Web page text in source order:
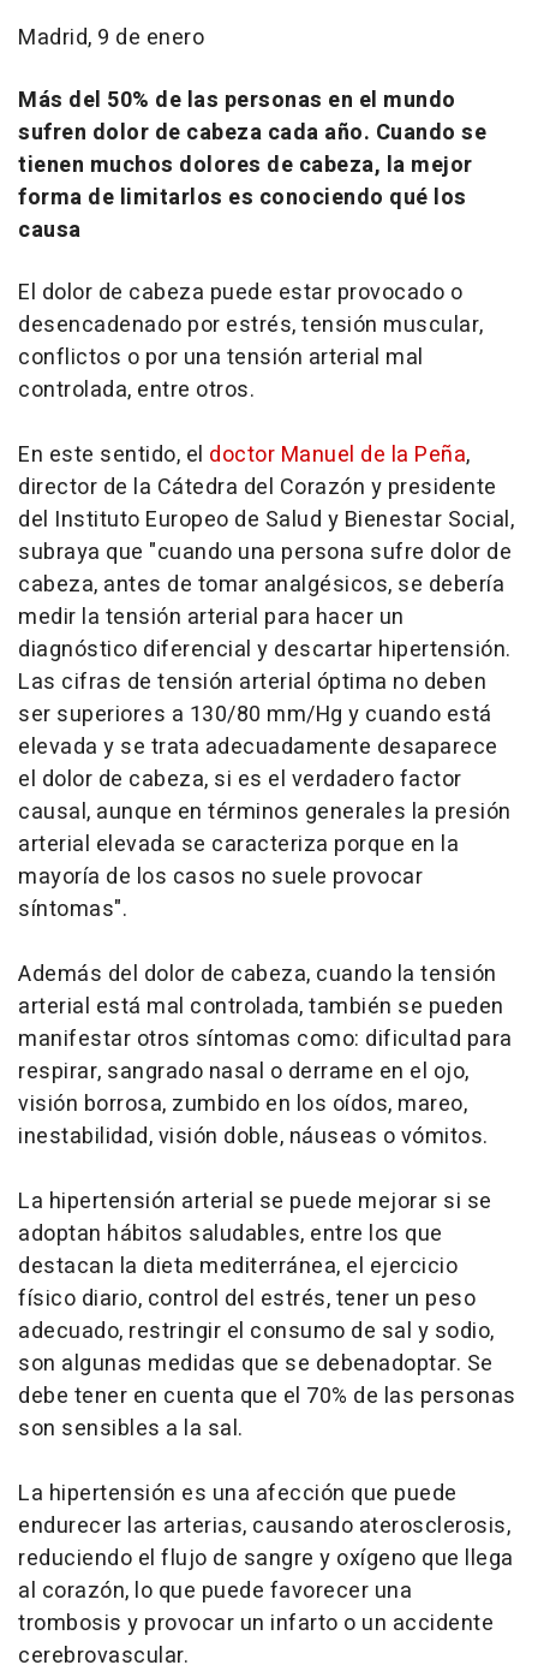
Madrid, 9 de enero
Más del 50% de las personas en el mundo
sufren dolor de cabeza cada año. Cuando se
tienen muchos dolores de cabeza, la mejor
forma de limitarlos es conociendo qué los
causa
El dolor de cabeza puede estar provocado o
desencadenado por estrés, tensión muscular,
conflictos o por una tensión arterial mal
controlada, entre otros.
En este sentido, el doctor Manuel de la Peña,
director de la Cátedra del Corazón y presidente
del Instituto Europeo de Salud y Bienestar Social,
subraya que "cuando una persona sufre dolor de
cabeza, antes de tomar analgésicos, se debería
medir la tensión arterial para hacer un
diagnóstico diferencial y descartar hipertensión.
Las cifras de tensión arterial óptima no deben
ser superiores a 130/80 mm/Hg y cuando está
elevada y se trata adecuadamente desaparece
el dolor de cabeza, si es el verdadero factor
causal, aunque en términos generales la presión
arterial elevada se caracteriza porque en la
mayoría de los casos no suele provocar
síntomas".
Además del dolor de cabeza, cuando la tensión
arterial está mal controlada, también se pueden
manifestar otros síntomas como: dificultad para
respirar, sangrado nasal o derrame en el ojo,
visión borrosa, zumbido en los oídos, mareo,
inestabilidad, visión doble, náuseas o vómitos.
La hipertensión arterial se puede mejorar si se
adoptan hábitos saludables, entre los que
destacan la dieta mediterránea, el ejercicio
físico diario, control del estrés, tener un peso
adecuado, restringir el consumo de sal y sodio,
son algunas medidas que se debenadoptar. Se
debe tener en cuenta que el 70% de las personas
son sensibles a la sal.
La hipertensión es una afección que puede
endurecer las arterias, causando aterosclerosis,
reduciendo el flujo de sangre y oxígeno que llega
al corazón, lo que puede favorecer una
trombosis y provocar un infarto o un accidente
cerebrovascular.